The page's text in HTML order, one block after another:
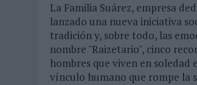
La Familia Suárez, empresa
lanzado una nueva iniciativa
tradición y, sobre todo, las
nombre "Raizetario", cinco
hombres que viven en soledad
vínculo humano que rompe la